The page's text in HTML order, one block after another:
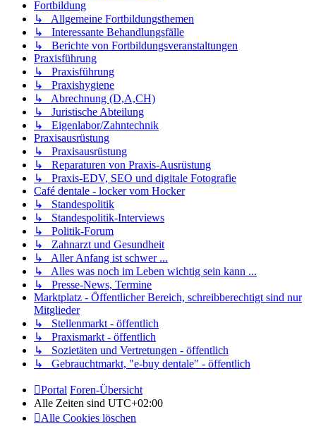
Fortbildung
↳ Allgemeine Fortbildungsthemen
↳ Interessante Behandlungsfälle
↳ Berichte von Fortbildungsveranstaltungen
Praxisführung
↳ Praxisführung
↳ Praxishygiene
↳ Abrechnung (D,A,CH)
↳ Juristische Abteilung
↳ Eigenlabor/Zahntechnik
Praxisausrüstung
↳ Praxisausrüstung
↳ Reparaturen von Praxis-Ausrüstung
↳ Praxis-EDV, SEO und digitale Fotografie
Café dentale - locker vom Hocker
↳ Standespolitik
↳ Standespolitik-Interviews
↳ Politik-Forum
↳ Zahnarzt und Gesundheit
↳ Aller Anfang ist schwer ...
↳ Alles was noch im Leben wichtig sein kann ...
↳ Presse-News, Termine
Marktplatz - Öffentlicher Bereich, schreibberechtigt sind nur
Mitglieder
↳ Stellenmarkt - öffentlich
↳ Praxismarkt - öffentlich
↳ Sozietäten und Vertretungen - öffentlich
↳ Gebrauchtmarkt, "e-buy dentale" - öffentlich
Portal Foren-Übersicht
Alle Zeiten sind UTC+02:00
Alle Cookies löschen